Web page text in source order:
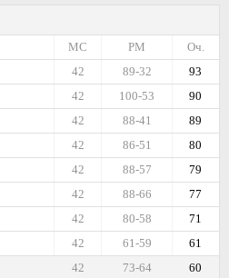
Оч.
РМ
МС
93
89-32
42
90
100-53
42
89
88-41
42
80
86-51
42
79
88-57
42
77
88-66
42
71
80-58
42
61
61-59
42
60
73-64
42